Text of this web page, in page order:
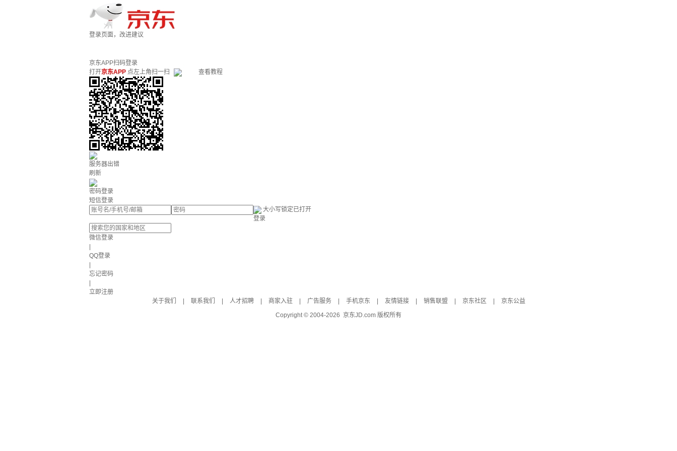
登录页面，改进建议
京东APP扫码登录
打开京东APP 点左上角扫一扫 查看教程
服务器出错
刷新
密码登录
短信登录
大小写锁定已打开
登录
微信登录
QQ登录
忘记密码
立即注册
关于我们
联系我们 人才招聘 商家入驻 广告服务 手机京东 友情链接 销售联盟 京东社区
京东公益
Copyright © 2004-2026 京东JD.com 版权所有